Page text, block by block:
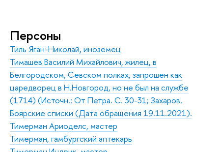
Персоны
Тиль Яган-Николай, иноземец
Тимашев Василий Михайлович, жилец, в
Белгородском, Севском полках, запрошен как
царедворец в Н.Новгород, но не был на службе
(1714) (Источн.: От Петра. С. 30-31; Захаров.
Боярские списки (Дата обращения 19.11.2021).
Тимерман Ариоделс, мастер
Тимерман, гамбургский аптекарь